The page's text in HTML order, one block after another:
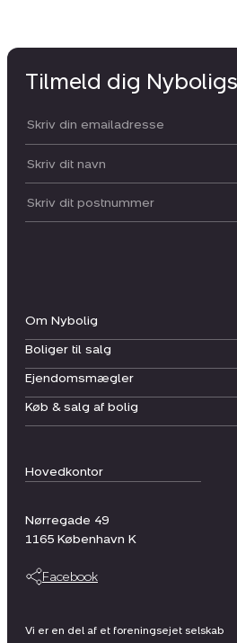
Hovedkontor
Nørregade 49
1165 København K
Facebook
Om Nybolig
Boliger til salg
Ejendomsmægler
Køb & salg af bolig
Tilmeld dig
Din email:
Dit navn:
Postnummer
Vi er en del af et foreningsejet selskab